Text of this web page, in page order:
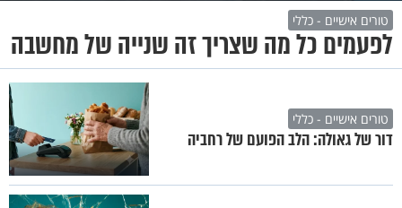
טורים אישיים - כללי
לפעמים כל מה שצריך זה שנייה של מחשבה
טורים אישיים - כללי
דור של גאולה: הלב הפועם של רחביה